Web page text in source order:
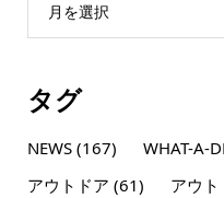
月を選択
タグ
NEWS(167) WHAT-A-
アウトドア (61) アウ